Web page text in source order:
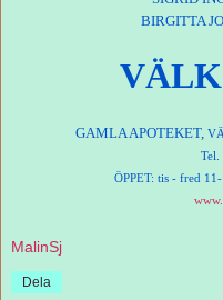
BIRGITTA
GAMLA APOTEKET,
Tel.
ÖPPET: tis - fred
MalinSj
Dela